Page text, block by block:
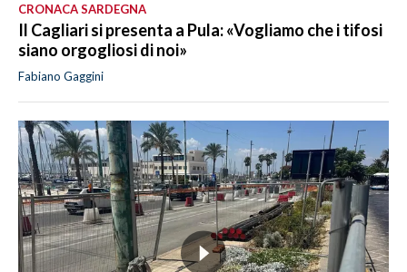
CRONACA SARDEGNA
Il Cagliari si presenta a Pula: «Vogliamo che i tifosi
siano orgogliosi di noi»
Fabiano Gaggini